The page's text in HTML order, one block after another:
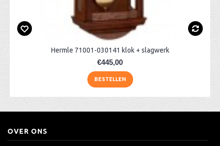
Hermle 71001-030141 klok + slagwerk
€445,00
BESTELLEN
OVER ONS